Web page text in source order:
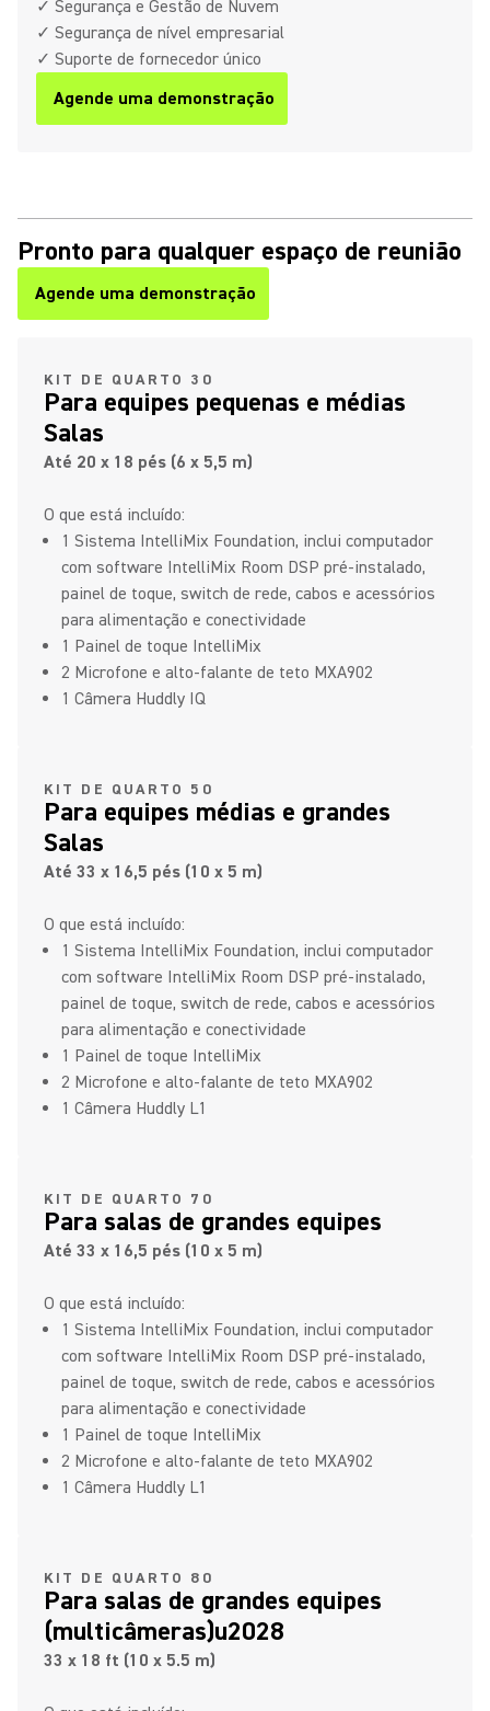
✓ Segurança e Gestão de Nuvem
✓ Segurança de nível empresarial
✓ Suporte de fornecedor único
Agende uma demonstração
Pronto para qualquer espaço de reunião
Agende uma demonstração
KIT DE QUARTO 30
Para equipes pequenas e médias
Salas
Até 20 x 18 pés (6 x 5,5 m)
O que está incluído:
1 Sistema IntelliMix Foundation, inclui computador
com software IntelliMix Room DSP pré-instalado,
painel de toque, switch de rede, cabos e acessórios
para alimentação e conectividade
1 Painel de toque IntelliMix
2 Microfone e alto-falante de teto MXA902
1 Câmera Huddly IQ
KIT DE QUARTO 50
Para equipes médias e grandes
Salas
Até 33 x 16,5 pés (10 x 5 m)
O que está incluído:
1 Sistema IntelliMix Foundation, inclui computador
com software IntelliMix Room DSP pré-instalado,
painel de toque, switch de rede, cabos e acessórios
para alimentação e conectividade
1 Painel de toque IntelliMix
2 Microfone e alto-falante de teto MXA902
1 Câmera Huddly L1
KIT DE QUARTO 70
Para salas de grandes equipes
Até 33 x 16,5 pés (10 x 5 m)
O que está incluído:
1 Sistema IntelliMix Foundation, inclui computador
com software IntelliMix Room DSP pré-instalado,
painel de toque, switch de rede, cabos e acessórios
para alimentação e conectividade
1 Painel de toque IntelliMix
2 Microfone e alto-falante de teto MXA902
1 Câmera Huddly L1
KIT DE QUARTO 80
Para salas de grandes equipes
(multicâmeras)u2028
33 x 18 ft (10 x 5.5 m)